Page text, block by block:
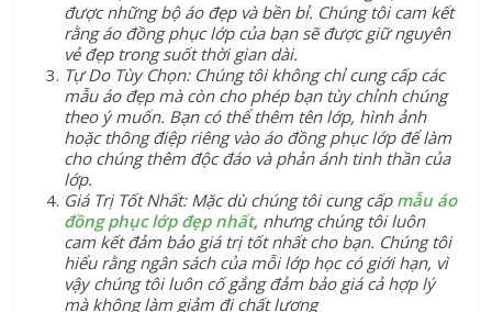
được những bộ áo đẹp và bền bỉ. Chúng tôi cam kết
rằng áo đồng phục lớp của bạn sẽ được giữ nguyên
vẻ đẹp trong suốt thời gian dài.
Tự Do Tùy Chọn: Chúng tôi không chỉ cung cấp các
mẫu áo đẹp mà còn cho phép bạn tùy chỉnh chúng
theo ý muốn. Bạn có thể thêm tên lớp, hình ảnh
hoặc thông điệp riêng vào áo đồng phục lớp để làm
cho chúng thêm độc đáo và phản ánh tinh thần của
lớp.
Giá Trị Tốt Nhất: Mặc dù chúng tôi cung cấp mẫu áo
đồng phục lớp đẹp nhất, nhưng chúng tôi luôn
cam kết đảm bảo giá trị tốt nhất cho bạn. Chúng tôi
hiểu rằng ngân sách của mỗi lớp học có giới hạn, vì
vậy chúng tôi luôn cố gắng đảm bảo giá cả hợp lý
mà không làm giảm đi chất lượng